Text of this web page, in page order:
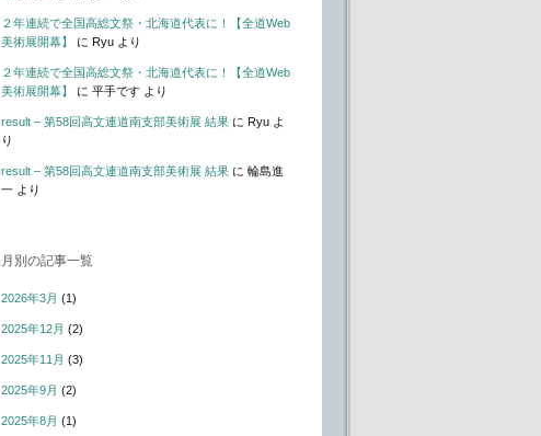
２年連続で全国高総文祭・北海道代表に！【全道Web
美術展開幕】
に Ryu より
２年連続で全国高総文祭・北海道代表に！【全道Web
美術展開幕】
に 平手です より
result – 第58回高文連道南支部美術展 結果 に Ryu よ
り
result – 第58回高文連道南支部美術展 結果 に 輪島進
一 より
月別の記事一覧
2026年3月 (1)
2025年12月 (2)
2025年11月 (3)
2025年9月 (2)
2025年8月 (1)